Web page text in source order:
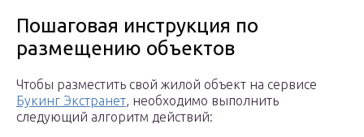
Пошаговая инструкция по
размещению объектов
Чтобы разместить свой жилой объект на сервисе
Букинг Экстранет, необходимо выполнить
следующий алгоритм действий: